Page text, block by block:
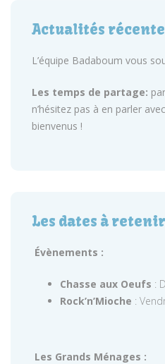
Actualités
L’équipe Badaboum vous
Les temps de partage:
n’hésitez pas à en parler
bienvenus !
Les dates à retenir
Évènements :
Chasse aux Oeufs :
Rock’n’Mioche :
Les Grands Ménages :